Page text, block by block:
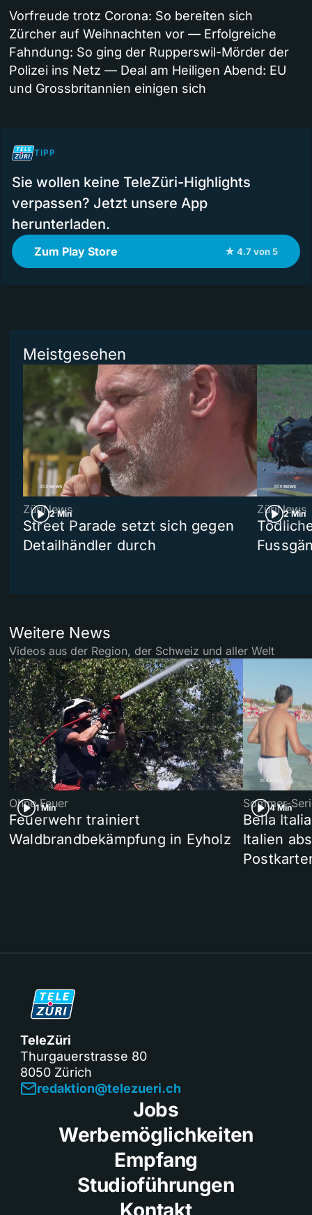
Vorfreude trotz Corona: So bereiten sich
Zürcher auf Weihnachten vor — Erfolgreiche
Fahndung: So ging der Rupperswil-Mörder der
Polizei ins Netz — Deal am Heiligen Abend: EU
und Grossbritannien einigen sich
TIPP
Sie wollen keine TeleZüri-Highlights
verpassen? Jetzt unsere App
herunterladen.
Zum Play Store ★ 4.7 von 5
Meistgesehen
2 Min
ZüriNews
Street Parade setzt sich gegen
Detailhändler durch
2 Min
ZüriNews
Weitere News
Videos aus der Region, der Schweiz und aller Welt
1 Min
Ohne Feuer
Feuerwehr trainiert
Waldbrandbekämpfung in Eyholz
4 Min
Sommer-
Bella
Italien
TeleZüri
Thurgauerstrasse 80
8050 Zürich
redaktion@telezueri.ch
Jobs
Werbemöglichkeiten
Empfang
Studioführungen
Kontakt